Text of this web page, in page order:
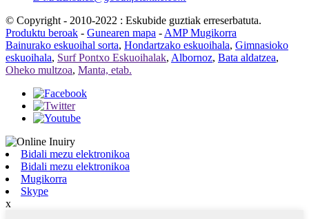
© Copyright - 2010-2022 : Eskubide guztiak erreserbatuta.
Produktu beroak - Gunearen mapa - AMP Mugikorra
Bainurako eskuoihal sorta, Hondartzako eskuoihala, Gimnasioko
eskuoihala, Surf Pontxo Eskuoihalak, Albornoz, Bata aldatzea,
Oheko multzoa, Manta, etab.
Bidali mezu elektronikoa
Bidali mezu elektronikoa
Mugikorra
Skype
x